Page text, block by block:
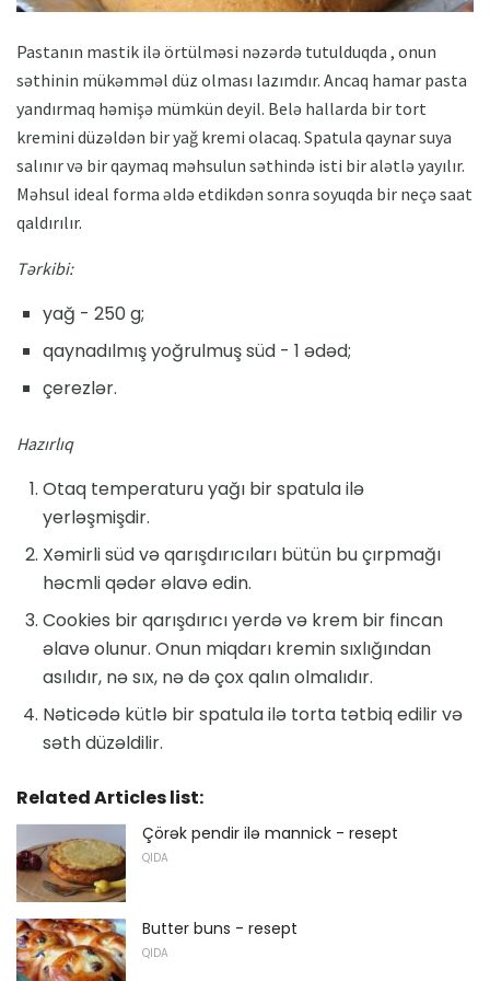
Pastanın mastik ilə örtülməsi nəzərdə tutulduqda , onun
səthinin mükəmməl düz olması lazımdır. Ancaq hamar pasta
yandırmaq həmişə mümkün deyil. Belə hallarda bir tort
kremini düzəldən bir yağ kremi olacaq. Spatula qaynar suya
salınır və bir qaymaq məhsulun səthində isti bir alətlə yayılır.
Məhsul ideal forma əldə etdikdən sonra soyuqda bir neçə saat
qaldırılır.
Tərkibi:
yağ - 250 g;
qaynadılmış yoğrulmuş süd - 1 ədəd;
çerezlər.
Hazırlıq
Otaq temperaturu yağı bir spatula ilə
yerləşmişdir.
Xəmirli süd və qarışdırıcıları bütün bu çırpmağı
həcmli qədər əlavə edin.
Cookies bir qarışdırıcı yerdə və krem ​​bir fincan
əlavə olunur. Onun miqdarı kremin sıxlığından
asılıdır, nə sıx, nə də çox qalın olmalıdır.
Nəticədə kütlə bir spatula ilə torta tətbiq edilir və
səth düzəldilir.
Related Articles list:
Çörək pendir ilə mannick - resept
QIDA
Butter buns - resept
QIDA